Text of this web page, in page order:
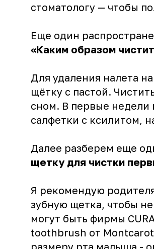
стоматологу — чтобы
Еще один
«Каким образом
Для удаления налета
щётку с пастой.
сном. В первые недели
салфетки с ксилитом,
Далее разберем еще
щетку для чистки
Я рекомендую
зубную щетка, чтобы
могут быть фирмы
toothbrush от
размеру рта малыша -